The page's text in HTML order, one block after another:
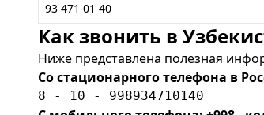
93 471 01 40
Как звонить в
Ниже представлена полезная
Со стационарного телефона в
8 - 10 - 998934710140